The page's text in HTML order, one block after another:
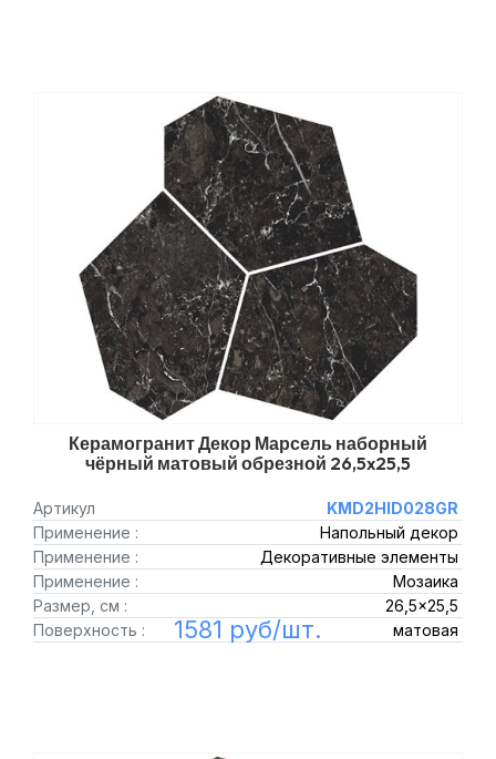
Керамогранит Декор Марсель наборный
чёрный матовый обрезной 26,5x25,5
Артикул
KMD2HID028GR
Применение :
Напольный декор
Применение :
Декоративные элементы
Применение :
Мозаика
Размер, см :
26,5x25,5
Поверхность :
матовая
1581 руб/шт.